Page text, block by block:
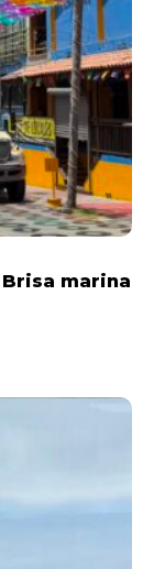
marina